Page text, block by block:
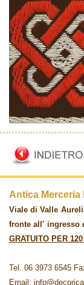
Antica Merceria
Viale di Valle
fronte all' ingresso
GRATUITO PER
Tel. 06 3973 6545
Email: